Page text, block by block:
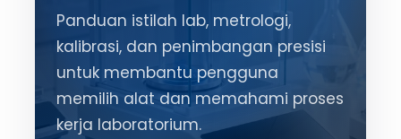
Panduan istilah lab, metrologi,
kalibrasi, dan penimbangan presisi
untuk membantu pengguna
memilih alat dan memahami proses
kerja laboratorium.